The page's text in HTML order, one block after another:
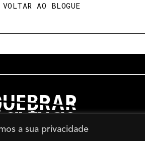
a sua privacidade
VOLTAR AO BLOGUE